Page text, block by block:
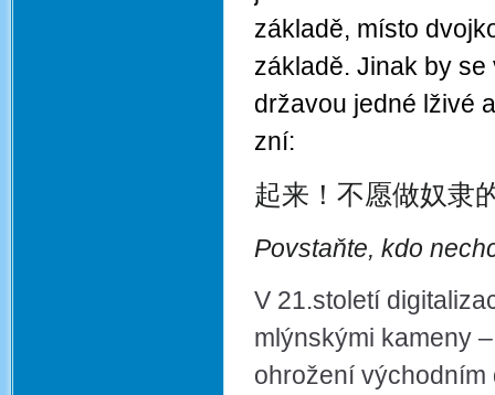
základě, místo
základě. Jinak by
državou jedné lživé
zní:
起来！不愿做奴隶
Povstaňte, kdo
V 21.století
mlýnskými kameny
ohrožení východním